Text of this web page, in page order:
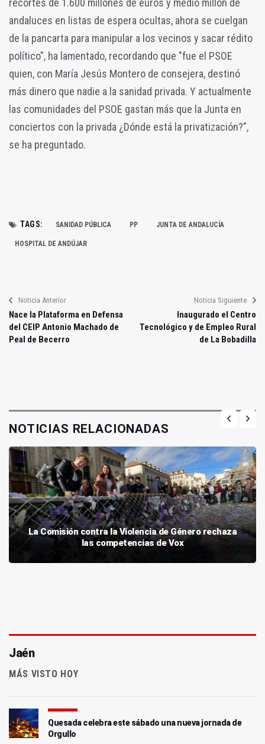
recortes de 1.600 millones de euros y medio millón de
andaluces en listas de espera ocultas, ahora se cuelgan
de la pancarta para manipular a los vecinos y sacar rédito
político", ha lamentado, recordando que "fue el PSOE
quien, con María Jesús Montero de consejera, destinó
más dinero que nadie a la sanidad privada. Y actualmente
las comunidades del PSOE gastan más que la Junta en
conciertos con la privada ¿Dónde está la privatización?",
se ha preguntado.
TAGS: SANIDAD PÚBLICA PP JUNTA DE ANDALUCÍA
HOSPITAL DE ANDÚJAR
Noticia Anterior
Nace la Plataforma en Defensa
del CEIP Antonio Machado de
Peal de Becerro
Noticia Siguiente
Inaugurado el Centro
Tecnológico y de Empleo Rural
de La Bobadilla
NOTICIAS RELACIONADAS
La Comisión contra la Violencia de Género rechaza
las competencias de Vox
Jaén
MÁS VISTO HOY
Quesada celebra este sábado una nueva jornada de
Orgullo